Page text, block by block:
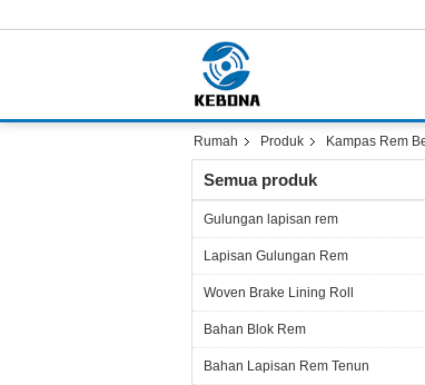
Rumah Produk Kampas Rem
Semua produk
Gulungan lapisan rem
Lapisan Gulungan Rem
Woven Brake Lining Roll
Bahan Blok Rem
Bahan Lapisan Rem Tenun